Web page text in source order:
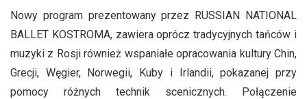
Nowy program prezentowany przez RUSSIAN NATIONAL
BALLET KOSTROMA, zawiera oprócz tradycyjnych tańców i
muzyki z Rosji również wspaniałe opracowania kultury Chin,
Grecji, Węgier, Norwegii, Kuby i Irlandii, pokazanej przy
pomocy różnych technik scenicznych. Połączenie